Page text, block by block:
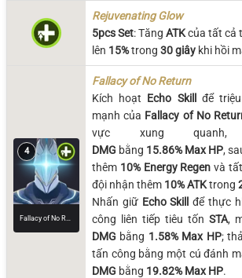
Rejuvenating Glow
5pcs Set: Tăng ATKcủa tất cả
lên 15%trong 30 giây khi hồi
4
Fallacy of No Return
Kích hoạt Echo Skillđể
mạnh của Fallacy of No
vực xung
DMG bằng 15.86% Max HP,
thêm 10% Energy Regenvà
đội nhận thêm 10% ATKtrong
Nhấn giữ Echo Skill để thực
công liên tiếp tiêu tốn STA,
DMG bằng 1.58% Max HP;
tấn công bằng một cú đánh
DMG bằng 19.82% Max HP.